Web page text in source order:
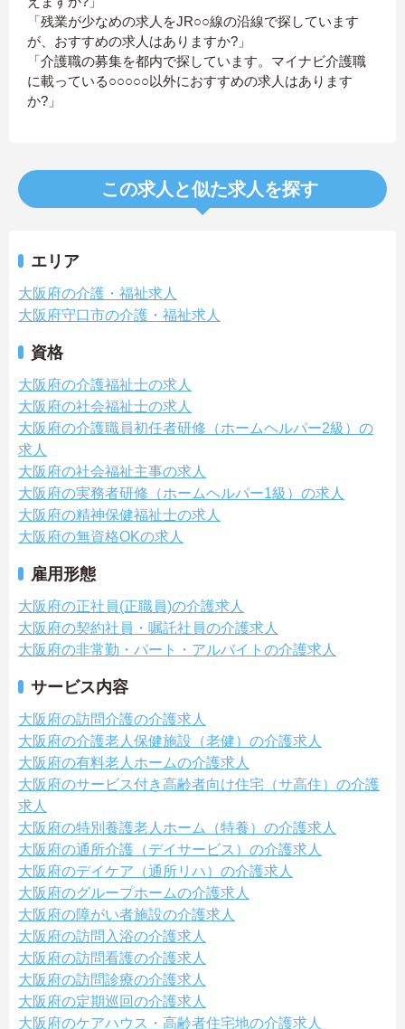
「残業が少なめの求人をJR○○線の沿線で探しています
が、おすすめの求人はありますか?」
「介護職の募集を都内で探しています。マイナビ介護職
に載っている○○○○○以外におすすめの求人はあります
か?」
この求人と似た求人を探す
エリア
大阪府の介護・福祉求人
大阪府守口市の介護・福祉求人
資格
大阪府の介護福祉士の求人
大阪府の社会福祉士の求人
大阪府の介護職員初任者研修（ホームヘルパー2級）の
求人
大阪府の社会福祉主事の求人
大阪府の実務者研修（ホームヘルパー1級）の求人
大阪府の精神保健福祉士の求人
大阪府の無資格OKの求人
雇用形態
大阪府の正社員(正職員)の介護求人
大阪府の契約社員・嘱託社員の介護求人
大阪府の非常勤・パート・アルバイトの介護求人
サービス内容
大阪府の訪問介護の介護求人
大阪府の介護老人保健施設（老健）の介護求人
大阪府の有料老人ホームの介護求人
大阪府のサービス付き高齢者向け住宅（サ高住）の介護
求人
大阪府の特別養護老人ホーム（特養）の介護求人
大阪府の通所介護（デイサービス）の介護求人
大阪府のデイケア（通所リハ）の介護求人
大阪府のグループホームの介護求人
大阪府の障がい者施設の介護求人
大阪府の訪問入浴の介護求人
大阪府の訪問看護の介護求人
大阪府の訪問診療の介護求人
大阪府の定期巡回の介護求人
大阪府のケアハウス・高齢者住宅地の介護求人